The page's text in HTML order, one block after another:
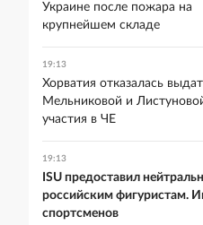
Украине после пожара на
крупнейшем складе
19:13
Хорватия отказалась
Мельниковой и
участия в ЧЕ
19:13
ISU предоставил
российским фигуристам.
спортсменов